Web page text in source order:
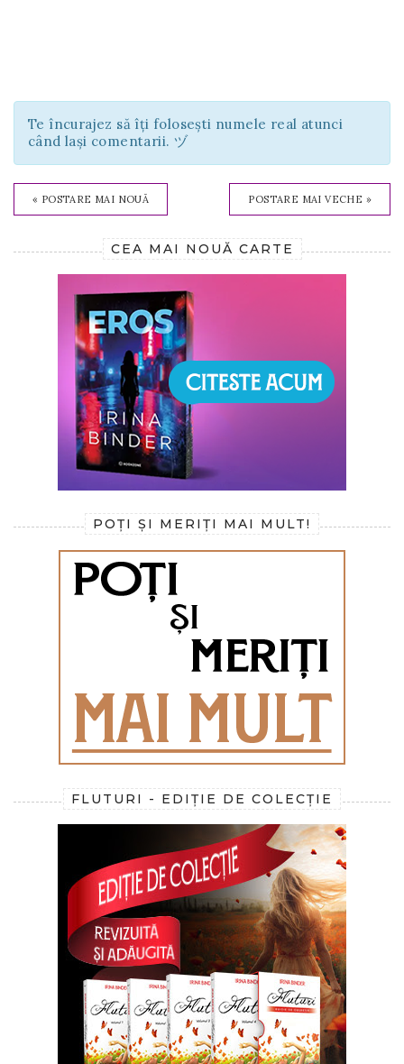
Te încurajez să îți folosești numele real atunci
când lași comentarii. ヅ
« POSTARE MAI NOUĂ POSTARE MAI VECHE »
CEA MAI NOUĂ CARTE
POȚI ȘI MERIȚI MAI MULT!
FLUTURI - EDIȚIE DE COLECȚIE